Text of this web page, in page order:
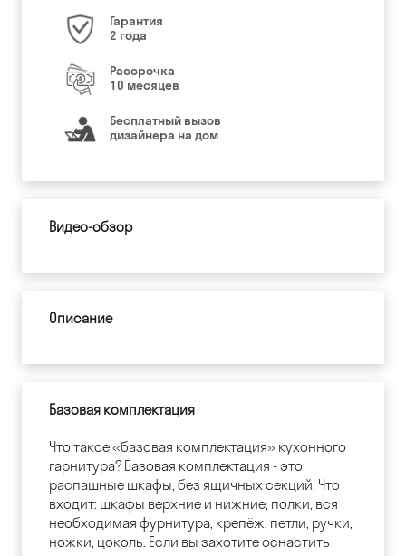
Гарантия
2 года
Рассрочка
10 месяцев
Бесплатный вызов
дизайнера на дом
Видео-обзор
Описание
Базовая комплектация
Что такое «базовая комплектация» кухонного
гарнитура? Базовая комплектация - это
распашные шкафы, без ящичных секций. Что
входит: шкафы верхние и нижние, полки, вся
необходимая фурнитура, крепёж, петли, ручки,
ножки, цоколь. Если вы захотите оснастить